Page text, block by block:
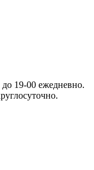
19-00 ежедневно.